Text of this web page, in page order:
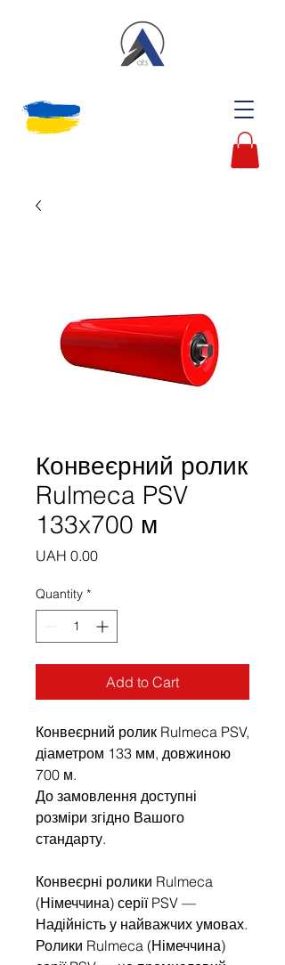
Конвеєрний ролик
Rulmeca PSV
133x700 м
UAH 0.00Price
Quantity *
Add to Cart
Конвеєрний ролик Rulmeca PSV,
діаметром 133 мм, довжиною
700 м.
До замовлення доступні
розміри згідно Вашого
стандарту.
Конвеєрні ролики Rulmeca
(Німеччина) серії PSV —
Надійність у найважчих умовах.
Ролики Rulmeca (Німеччина)